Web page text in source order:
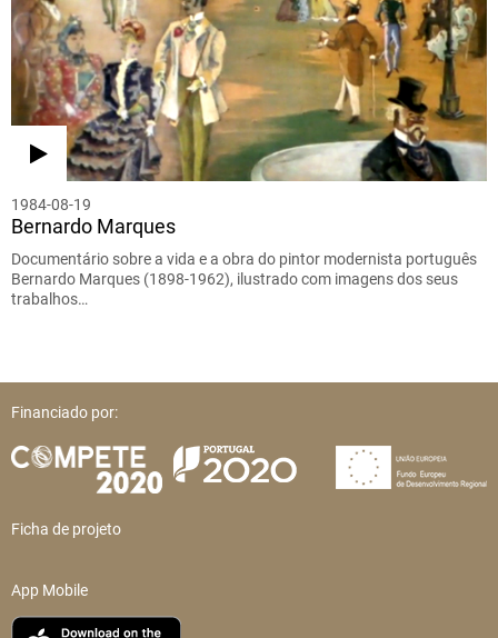
1984-08-19
Bernardo Marques
Documentário sobre a vida e a obra do pintor modernista português
Bernardo Marques (1898-1962), ilustrado com imagens dos seus
trabalhos…
Financiado por:
Ficha de projeto
App Mobile